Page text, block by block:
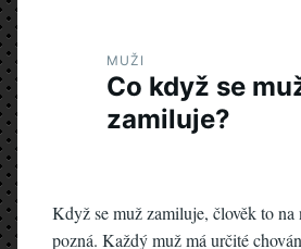
MUŽI
Co když se
zamiluje?
Když se muž zamiluje, člověk to na
pozná. Každý muž má určité